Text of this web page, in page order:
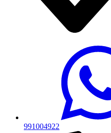
991004922